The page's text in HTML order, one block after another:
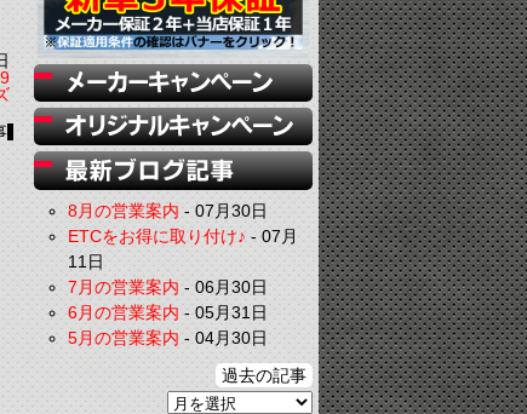
8月の営業案内-07月30日
ETCをお得に取り付け♪-07月
11日
7月の営業案内-06月30日
6月の営業案内-05月31日
5月の営業案内-04月30日
過去の記事